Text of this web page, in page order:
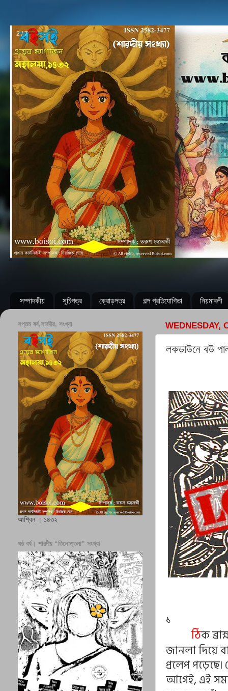
2 / 7
সম্পাদকীয় সূচিপত্র ক্রোড়পত্র গল্প প্রতিযোগিতা নিয়মাবলী
WEDNESDAY,
লকডাউনে বউ
১
ঠিক
জানলা দিয়ে
প্রলেপ
আগেই, এই
সপ্তম বর্ষ,শারদীয়, সংখ্যা
আশ্বিন । ১৪৩২
ষষ্ঠ বর্ষ। শারদীয় “তিলোত্তমা” সংখ্যা